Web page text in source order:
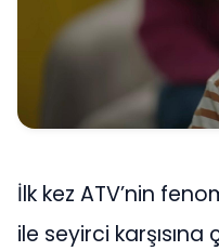
İlk kez ATV’nin
ile seyirci